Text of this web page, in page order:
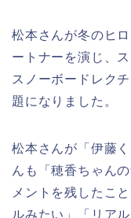
松本さんが冬のヒ
ートナーを演じ、
スノーボードレク
題になりました。
松本さんが「伊藤
んも「穂香ちゃん
メントを残したこ
ルみたい」「リア